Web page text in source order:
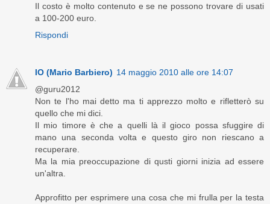
Il costo è molto contenuto e se ne possono trovare di usati
a 100-200 euro.
Rispondi
IO (Mario Barbiero) 14 maggio 2010 alle ore 14:07
@guru2012
Non te l'ho mai detto ma ti apprezzo molto e rifletterò su
quello che mi dici.
Il mio timore è che a quelli là il gioco possa sfuggire di
mano una seconda volta e questo giro non riescano a
recuperare.
Ma la mia preoccupazione di qusti giorni inizia ad essere
un'altra.
Approfitto per esprimere una cosa che mi frulla per la testa